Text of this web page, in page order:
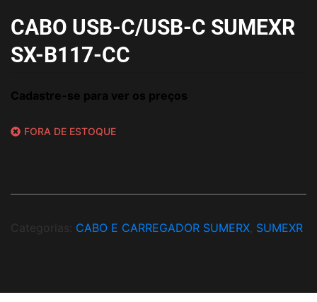
CABO USB-C/USB-C SUMEXR
SX-B117-CC
Cadastre-se para ver os preços
FORA DE ESTOQUE
Categorias: CABO E CARREGADOR SUMERX SUMEXR